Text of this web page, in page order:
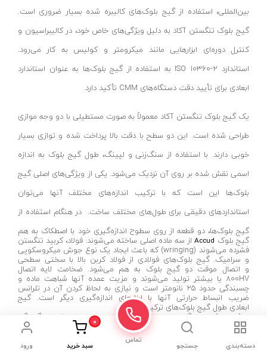
صفحه گردان
متعلقات
دستکش صنعتی
روغن دان
عینک ایمنی
پاور بانک و کابل شارژر
پا ابزار
غلتک سشوار
بلبرینگ
کالیبر اتو لوله سبز
رینگ جمع کن
ماژیک
رفرکتومتر
اسپیکر
لوازم ابزار برش
روبند قالب
صفحه تقسیم
بین‌المللی، استفاده از گیج بلوک‌های کالیبره شده بسیار ضروری است.
گیج بلوک تنگستن آکاد به دلیل ویژگی‌های خاص خود، در کالیبراسیون و
کنترل دوره‌ای ابزارهایی مانند میکرومتر و کولیس به کار می‌رود.
استاندارد ISO 10360-2 به استفاده از گیج بلوک‌ها به عنوان استاندارد
ابعادی برای تأیید دقت دستگاه‌های CMM تأکید دارد.
یک گیج بلوک تنگستن آکاد معمولاً به صورت مستطیلی با دو وجه موازی
طراحی شده است. این دو سطح با دقت بالا پرداخت شده و توازی بسیار
خوبی دارند. با استفاده از سنگ‌زنی و لپینگ، طول گیج بلوک به اندازه
اسمی نقش شده بر روی آن نزدیک می‌شود. یکی از ویژگی‌های اصلی گیج
بلوک‌ها این است که با ترکیب اندازه‌های مختلف آنها می‌توان
استانداردهای دقیقی برای طول‌های مختلف ساخت. در هنگام استفاده از
گیج بلوک‌ها، دو قطعه از روی سطوح اندازه‌گیری خود با اصطکاک به هم
فشرده می‌شوند (wringing) که باعث ایجاد یک نوع جوش میکروسکوپی
و اتصال موقت دو گیج بلوک به هم می‌شود. ضخامت لایه اتصال
چسبندگی حدود 25 نانومتر است و نیازی به لحاظ کردن آن در تلرانس
ابعادی طول گیج بلوک‌های ترکیبی نیست.
گیج بلوک‌ Accud از سه ماده اصلی ساخته می‌شوند: فولاد، کربید تنگستن
و سرامیک. گیج بلوک‌های فولادی از فولاد کربن بالا با سختی سطحی
۸۰۰HV یا بیشتر تولید می‌شوند و مزیت عمده آنها شباهت ماده و
ضریب انبساط حرارتی آنها با ابزارهای اندازه‌گیری دیگر است. گیج
بلوک‌های کربید تنگستن دارای مقاومت بالاتری در برابر سایش و زنگ‌زدگی
هستند، اما ضریب انبساط حرارتی آنها تقریباً نصف فولاد است. گیج
دسته‌بندی جستجو
تماس
0
سبد خرید ورود